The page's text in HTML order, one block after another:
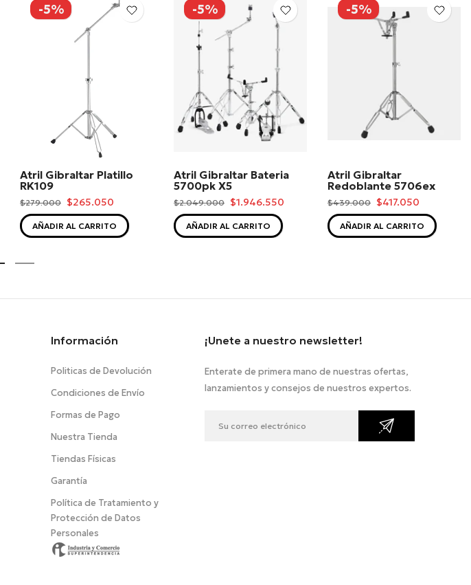
-5%
Atril Gibraltar Platillo
RK109
$279.000 $265.050
AÑADIR AL CARRITO
-5%
Atril Gibraltar Bateria
5700pk X5
$2.049.000 $1.946.550
AÑADIR AL CARRITO
-5%
Atril Gibraltar
Redoblante 5706ex
$439.000 $417.050
AÑADIR AL CARRITO
Información
Politicas de Devolución
Condiciones de Envío
Formas de Pago
Nuestra Tienda
Tiendas Físicas
Garantía
Política de Tratamiento y
Protección de Datos
Personales
¡Unete a nuestro newsletter!
Enterate de primera mano de nuestras ofertas,
lanzamientos y consejos de nuestros expertos.